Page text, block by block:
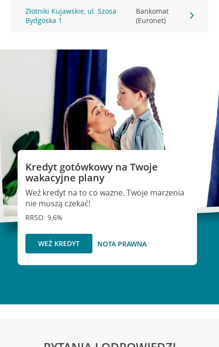
Złotniki Kujawskie, ul. Szosa
Bydgoska 1
Bankomat
(Euronet)
Kredyt gotówkowy na Twoje
wakacyjne plany
Weź kredyt na to co ważne. Twoje marzenia
nie muszą czekać!
RRSO: 9,6%
WEŹ KREDYT NOTA PRAWNA